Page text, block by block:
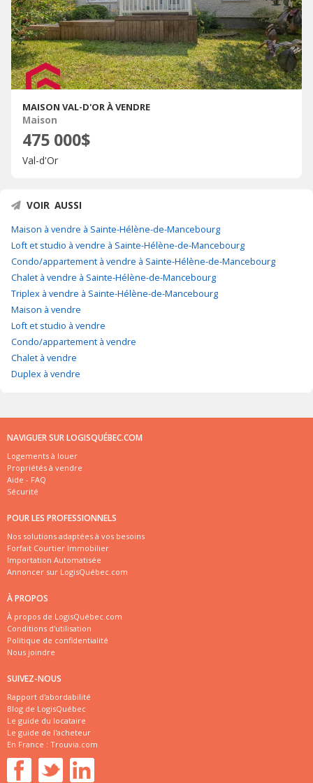
MAISON VAL-D'OR À VENDRE
Maison
475 000$
Val-d'Or
VOIR AUSSI
Maison à vendre à Sainte-Hélène-de-Mancebourg
Loft et studio à vendre à Sainte-Hélène-de-Mancebourg
Condo/appartement à vendre à Sainte-Hélène-de-Mancebourg
Chalet à vendre à Sainte-Hélène-de-Mancebourg
Triplex à vendre à Sainte-Hélène-de-Mancebourg
Maison à vendre
Loft et studio à vendre
Condo/appartement à vendre
Chalet à vendre
Duplex à vendre
NAVIGUER SUR LOGISQUÉBEC.COM
Logements à louer
Propriétés à vendre
Aide - FAQ
Sécurité
POUR LES PROFESSIONNELS
Nos solutions adaptées à vos besoins
Forfait Courtier Immobilier
Importation Automatisée
Annoncer sur LogisQuébec.com
À PROPOS
À propos de LogisQuébec.com
Conditions d'utilisation
Politique de confidentialité
Nous joindre
SUIVEZ-NOUS
Rapport d'abordabilité
Blog de LogisQuébec
Le guide du locataire
Le guide de l'acheteur
En France : Trouvia.com